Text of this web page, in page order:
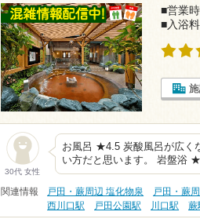
■営業
■入浴
30代 女性
お風呂 ★4.5 炭酸風呂が広く
い方だと思います。 岩盤浴
関連情報 戸田・蕨周辺 塩化物泉 戸田・蕨
西川口駅
戸田公園駅 川口駅 蕨